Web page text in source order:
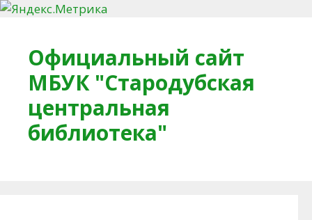
Официальный сайт
МБУК "Стародубская
центральная
библиотека"